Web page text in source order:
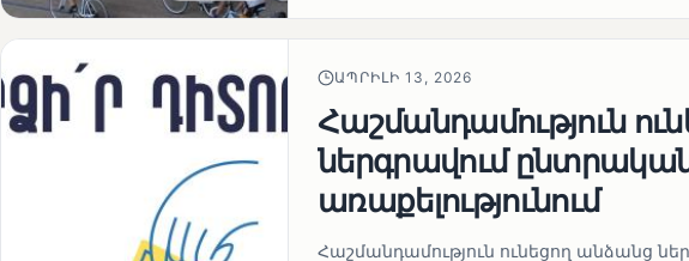
ԱՊՐԻԼԻ 13, 2026
Հաշմանդամություն
ներգրավում
առաքելությունում
Հաշմանդամություն ունեցող անձանց